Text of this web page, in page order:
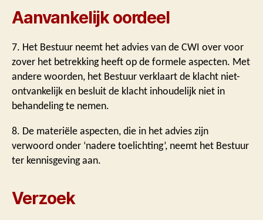
Aanvankelijk oordeel
7. Het Bestuur neemt het advies van de CWI over voor
zover het betrekking heeft op de formele aspecten. Met
andere woorden, het Bestuur verklaart de klacht niet-
ontvankelijk en besluit de klacht inhoudelijk niet in
behandeling te nemen.
8. De materiële aspecten, die in het advies zijn
verwoord onder ‘nadere toelichting’, neemt het Bestuur
ter kennisgeving aan.
Verzoek